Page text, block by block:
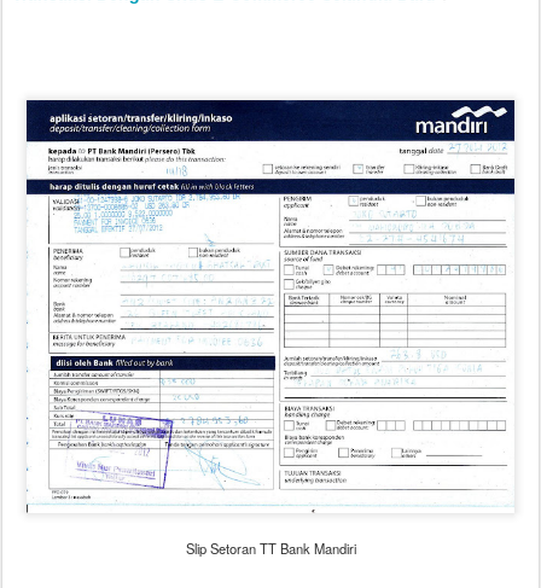
Slip Setoran TT Bank Mandiri